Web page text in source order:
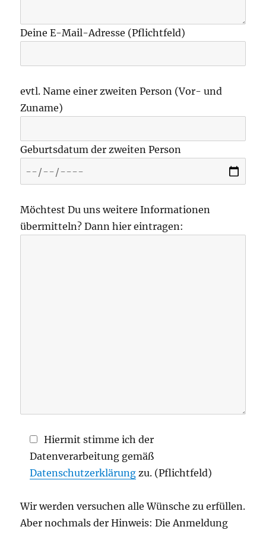
Deine E-Mail-Adresse (Pflichtfeld)
evtl. Name einer zweiten Person (Vor- und
Zuname)
Geburtsdatum der zweiten Person
Möchtest Du uns weitere Informationen
übermitteln? Dann hier eintragen:
Hiermit stimme ich der
Datenverarbeitung gemäß
Datenschutzerklärung zu. (Pflichtfeld)
Wir werden versuchen alle Wünsche zu erfüllen.
Aber nochmals der Hinweis: Die Anmeldung